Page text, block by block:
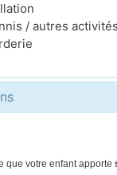
/ autres activités
que votre enfant apporte